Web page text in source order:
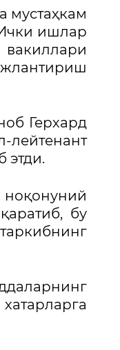
мустаҳкам
ишлар
Герхард
лейтенант
этди.
бу